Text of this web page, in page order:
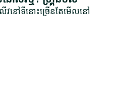
នៅទីនោះច្រើនតែមើលនៅ